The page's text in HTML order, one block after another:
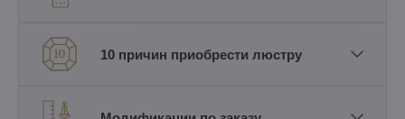
10 причин приобрести люстру